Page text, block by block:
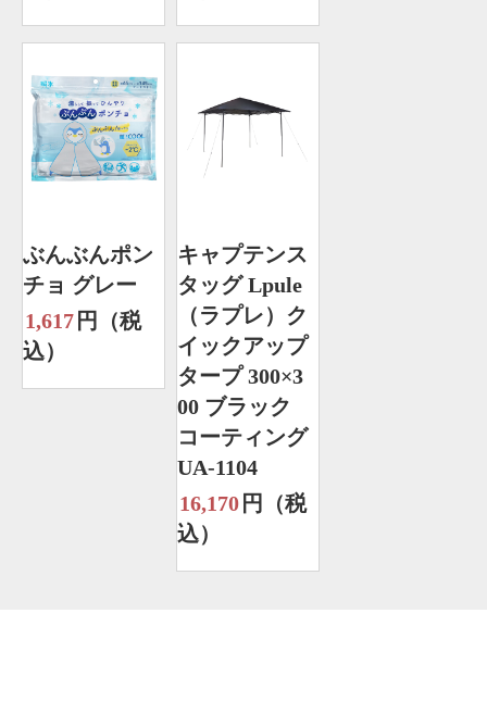
ぶんぶんポン
チョ グレー
1,617 円（税
込）
キャプテンス
タッグ Lpule
（ラプレ）ク
イックアップ
タープ 300×3
00 ブラック
コーティング
UA-1104
16,170 円（税
込）